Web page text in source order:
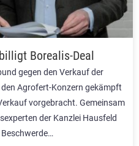
Borealis-Deal
gegen den Verkauf der
Agrofert-Konzern gekämpft
vorgebracht. Gemeinsam
der Kanzlei Hausfeld